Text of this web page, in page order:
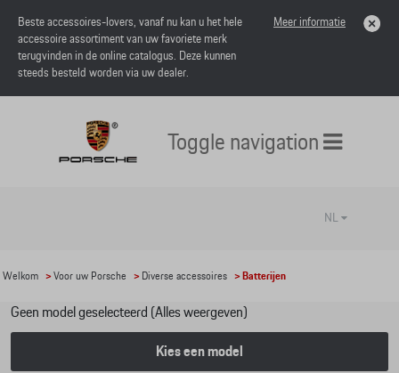
Beste accessoires-lovers, vanaf nu kan u het hele
accessoire assortiment van uw favoriete merk
terugvinden in de online catalogus. Deze kunnen
steeds besteld worden via uw dealer.
Meer informatie
Toggle navigation
NL
Welkom >Voor uw Porsche > Diverse accessoires > Batterijen
Geen model geselecteerd (Alles weergeven)
Kies een model